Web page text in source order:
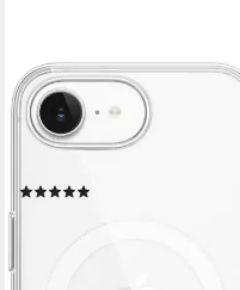
APPLE
Smartphone-Hülle iPhone 17e
Clear Case mit MagSafe 15,5